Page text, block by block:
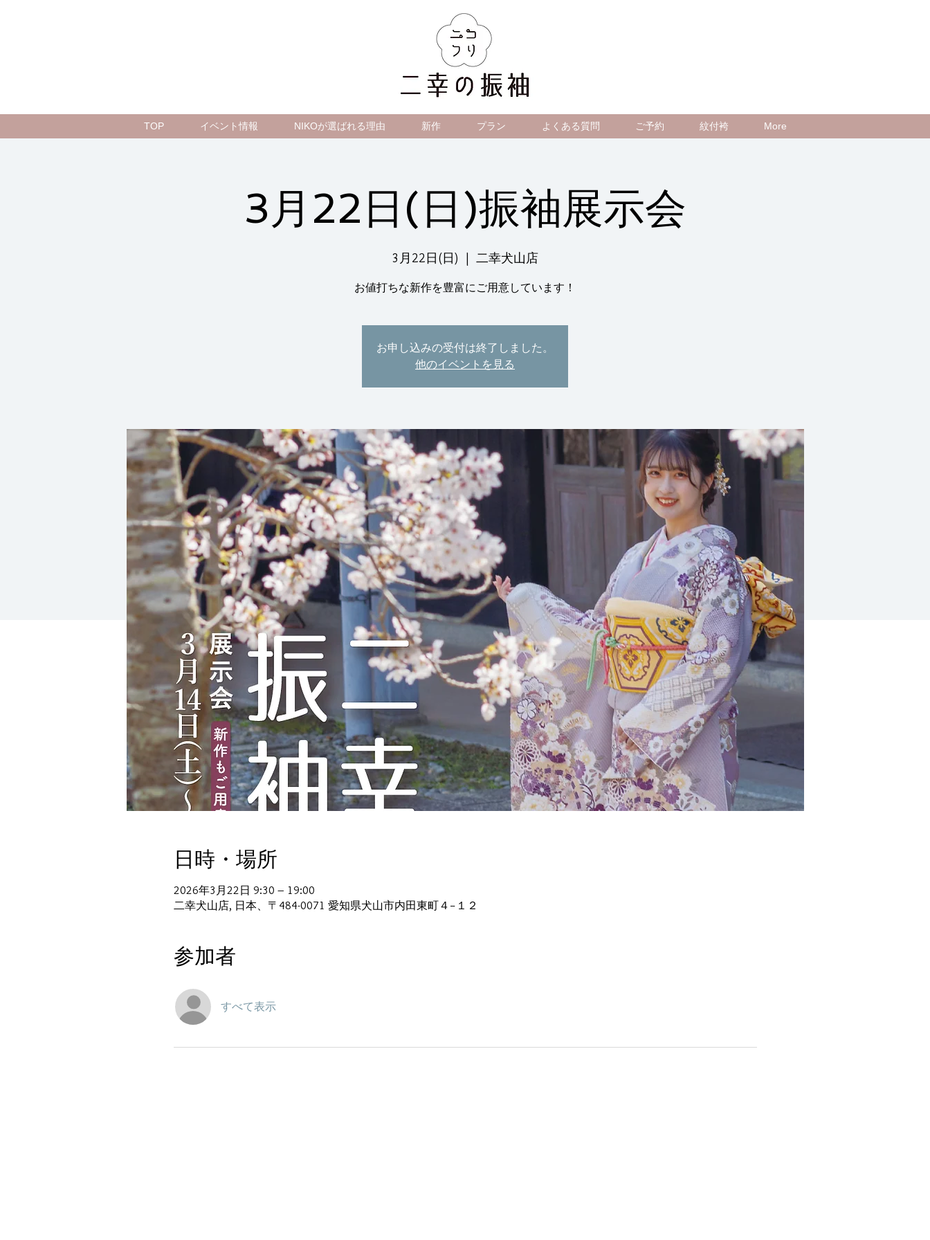
TOP イベント情報 NIKOが選ばれる理由 新作 プラン よくある質問 ご予約 紋付袴 More
3月22日(日)振袖展示会
3月22日(日)
  |
二幸犬山店
お値打ちな新作を豊富にご用意しています！
お申し込みの受付は終了しました。
他のイベントを見る
日時・場所
2026年3月22日 9:30 – 19:00
二幸犬山店, 日本、〒484-0071 愛知県犬山市内田東町４−１２
参加者
すべて表示